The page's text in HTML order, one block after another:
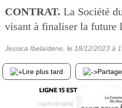
CONTRAT. La Société
visant à finaliser la future
Jessica Ibelaïdene , le 18/12/2023 à
Lire plus tard